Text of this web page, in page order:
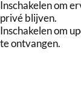
Inschakelen om
privé blijven.
Inschakelen om
te ontvangen.